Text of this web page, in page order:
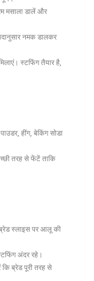
मसाला डालें और
नमक डालकर
स्टफिंग तैयार है,
हींग, बेकिंग सोडा
तरह से फेंटें ताकि
स्लाइस पर आलू की
अंदर रहे।
ब्रेड पूरी तरह से